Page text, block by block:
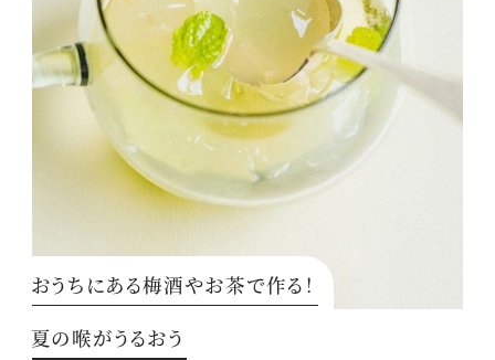
おうちにある梅酒やお茶で作る！
夏の喉がうるおう